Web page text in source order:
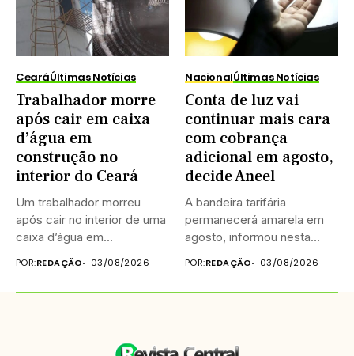
CearáÚltimas Notícias
Trabalhador morre
após cair em caixa
d’água em
construção no
interior do Ceará
Um trabalhador morreu
após cair no interior de uma
caixa d’água em...
POR:REDAÇÃO 03/08/2026
NacionalÚltimas Notícias
Conta de luz vai
continuar mais cara
com cobrança
adicional em agosto,
decide Aneel
A bandeira tarifária
permanecerá amarela em
agosto, informou nesta
sexta-feira (31) a...
POR:REDAÇÃO 03/08/2026